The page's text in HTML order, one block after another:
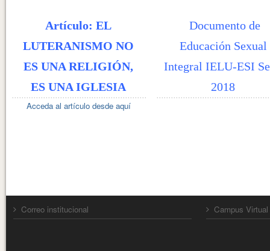
Artículo: EL
LUTERANISMO NO
ES UNA RELIGIÓN,
ES UNA IGLESIA
Acceda al artículo desde aquí
Documento de
Educación Sexual
Integral IELU-ESI
2018
Correo institucional Campus